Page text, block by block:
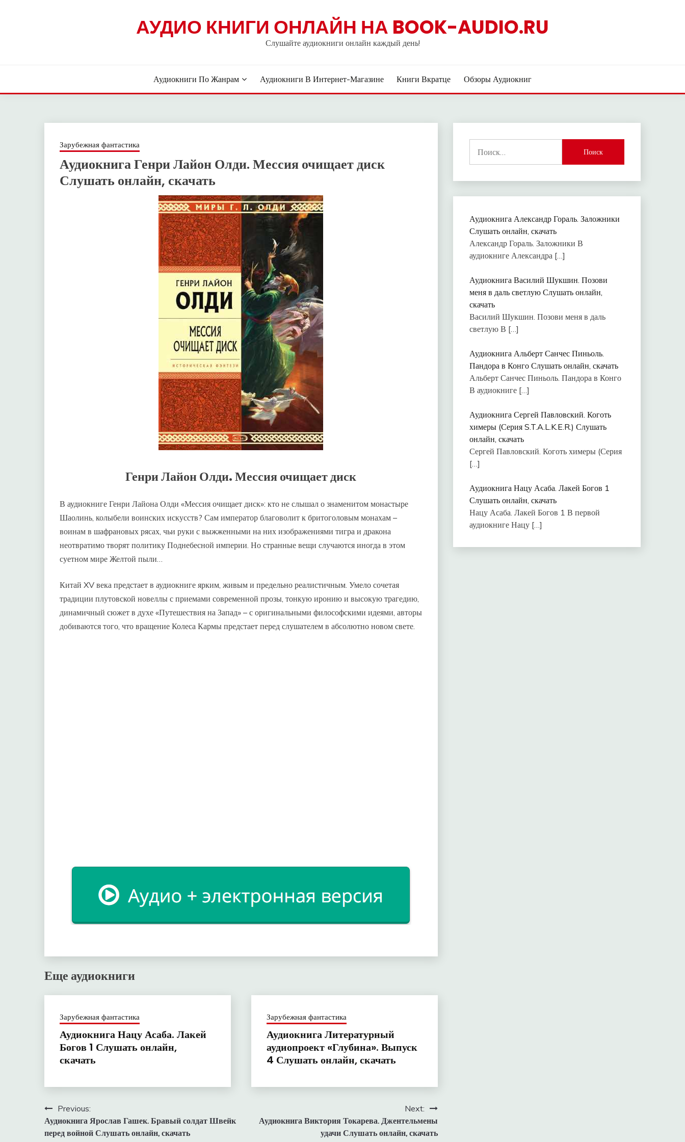
АУДИО КНИГИ ОНЛАЙН НА BOOK-AUDIO.RU
Слушайте аудиокниги онлайн каждый день!
Аудиокниги По Жанрам Аудиокниги В Интернет-Магазине Книги Вкратце Обзоры Аудиокниг
Зарубежная фантастика
Аудиокнига Генри Лайон Олди. Мессия очищает диск
Слушать онлайн, скачать
Генри Лайон Олди. Мессия очищает диск
В аудиокниге Генри Лайона Олди «Мессия очищает диск»: кто не слышал о знаменитом монастыре
Шаолинь, колыбели воинских искусств? Сам император благоволит к бритоголовым монахам –
воинам в шафрановых рясах, чьи руки с выжженными на них изображениями тигра и дракона
неотвратимо творят политику Поднебесной империи. Но странные вещи случаются иногда в этом
суетном мире Желтой пыли…
Китай XV века предстает в аудиокниге ярким, живым и предельно реалистичным. Умело сочетая
традиции плутовской новеллы с приемами современной прозы, тонкую иронию и высокую трагедию,
динамичный сюжет в духе «Путешествия на Запад» – с оригинальными философскими идеями, авторы
добиваются того, что вращение Колеса Кармы предстает перед слушателем в абсолютно новом свете.
Еще аудиокниги
Зарубежная фантастика
Аудиокнига Нацу Асаба. Лакей
Богов 1 Слушать онлайн,
скачать
Зарубежная фантастика
Аудиокнига Литературный
аудиопроект «Глубина». Выпуск
4 Слушать онлайн, скачать
Навигация
по
Previous:
Аудиокнига Ярослав Гашек. Бравый солдат Швейк
перед войной Слушать онлайн, скачать
Next:
Аудиокнига Виктория Токарева. Джентельмены
удачи Слушать онлайн, скачать
Аудиокнига Александр Гораль. Заложники
Слушать онлайн, скачать
Александр Гораль. Заложники В
аудиокниге Александра […]
Аудиокнига Василий Шукшин. Позови
меня в даль светлую Слушать онлайн,
скачать
Василий Шукшин. Позови меня в даль
светлую В […]
Аудиокнига Альберт Санчес Пиньоль.
Пандора в Конго Слушать онлайн, скачать
Альберт Санчес Пиньоль. Пандора в Конго
В аудиокниге […]
Аудиокнига Сергей Павловский. Коготь
химеры (Серия S.T.A.L.K.E.R.) Слушать
онлайн, скачать
Сергей Павловский. Коготь химеры (Серия
[…]
Аудиокнига Нацу Асаба. Лакей Богов 1
Слушать онлайн, скачать
Нацу Асаба. Лакей Богов 1 В первой
аудиокниге Нацу […]